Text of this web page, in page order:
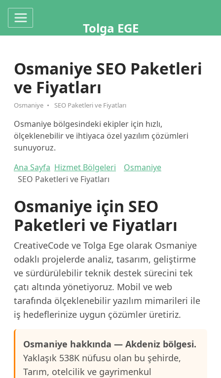
Tolga EGE
Osmaniye SEO Paketleri
ve Fiyatları
Osmaniye SEO Paketleri ve Fiyatları
Osmaniye bölgesindeki ekipler için hızlı,
ölçeklenebilir ve ihtiyaca özel yazılım çözümleri
sunuyoruz.
Ana Sayfa Hizmet Bölgeleri
Osmaniye
SEO Paketleri ve Fiyatları
Osmaniye için SEO
Paketleri ve Fiyatları
CreativeCode ve Tolga Ege olarak Osmaniye
odaklı projelerde analiz, tasarım, geliştirme
ve sürdürülebilir teknik destek sürecini tek
çatı altında yönetiyoruz. Mobil ve web
tarafında ölçeklenebilir yazılım mimarileri ile
iş hedeflerinize uygun çözümler üretiriz.
Osmaniye hakkında — Akdeniz bölgesi.
Yaklaşık 538K nüfusu olan bu şehirde,
Tarım, otelcilik ve gayrimenkul